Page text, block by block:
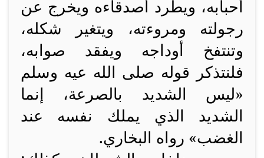
أحبابه، ويطرد أصدقاءه ويخرج عن
رجولته ومروءته، ويتغير شكله،
وتنتفخ أوداجه ويفقد صوابه،
فلنتذكر قوله صلى الله عيه وسلم
«ليس الشديد بالصرعة، إنما
الشديد الذي يملك نفسه عند
الغضب» رواه البخاري.